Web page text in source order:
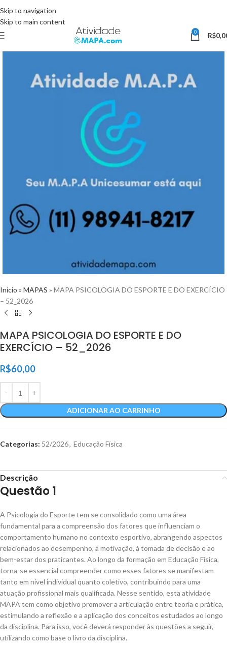
Skip to navigation
Skip to main content
0 R$
Início » MAPAS » MAPA PSICOLOGIA DO ESPORTE E DO EXERCÍCIO
– 52_2026
MAPA PSICOLOGIA DO ESPORTE E DO
EXERCÍCIO – 52_2026
R$60,00
ADICIONAR AO CARRINHO
Categorias: 52/2026, Educação Física
Descrição
Questão 1
A Psicologia do Esporte tem se consolidado como uma área
fundamental para a compreensão dos fatores que influenciam o
comportamento humano no contexto esportivo, abrangendo aspectos
relacionados ao desempenho, à motivação, à tomada de decisão e ao
bem-estar dos praticantes. Ao longo da formação em Educação Física,
torna-se essencial compreender como esses fatores se manifestam
tanto em nível individual quanto coletivo, contribuindo para uma
atuação profissional mais qualificada. Nesse sentido, esta atividade
MAPA tem como objetivo promover a articulação entre teoria e prática,
estimulando a reflexão e a aplicação dos conceitos estudados ao longo
da disciplina. Para isso, você deverá responder às questões a seguir,
utilizando como base o livro da disciplina.
somente pelo site.